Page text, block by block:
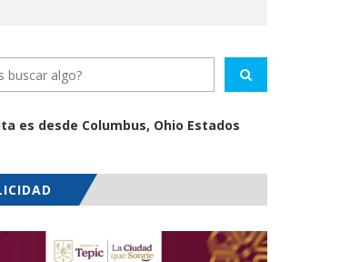
es desde Columbus, Ohio Estados